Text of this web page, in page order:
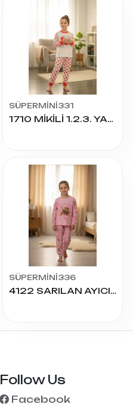
SÜPERMİNİ331
1710 MİKİLİ 1.2.3. YAŞ 2Lİ TAKIM
SÜPERMİNİ336
4122 SARILAN AYICIK 4.5.6 YAŞ 2Lİ TAKIM
Follow Us
Facebook